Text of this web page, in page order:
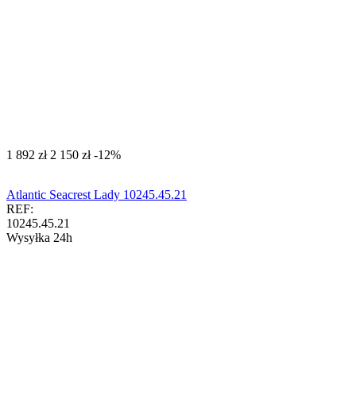
‍1 892‍ zł ‍2 150‍ zł -12%
Atlantic Seacrest Lady 10245.45.21
REF:
10245.45.21
Wysyłka 24h